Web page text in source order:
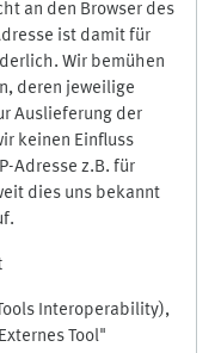
an den Browser des
ist damit für
Wir bemühen
deren jeweilige
Auslieferung der
keinen Einfluss
Adresse z.B. für
dies uns bekannt
Interoperability),
Tool"